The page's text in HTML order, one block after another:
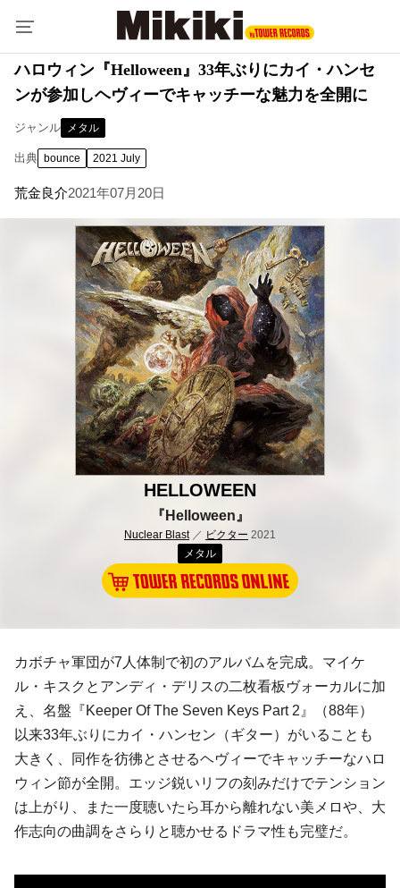
ハロウィン『Helloween』33年ぶりにカイ・ハンセ
ンが参加しヘヴィーでキャッチーな魅力を全開に
ジャンル メタル
出典 bounce 2021 July
荒金良介2021年07月20日
HELLOWEEN
『Helloween』
Nuclear Blast／ ビクター 2021
メタル
カボチャ軍団が7人体制で初のアルバムを完成。マイケ
ル・キスクとアンディ・デリスの二枚看板ヴォーカルに加
え、名盤『Keeper Of The Seven Keys Part 2』（88年）
以来33年ぶりにカイ・ハンセン（ギター）がいることも
大きく、同作を彷彿とさせるヘヴィーでキャッチーなハロ
ウィン節が全開。エッジ鋭いリフの刻みだけでテンション
は上がり、また一度聴いたら耳から離れない美メロや、大
作志向の曲調をさらりと聴かせるドラマ性も完璧だ。